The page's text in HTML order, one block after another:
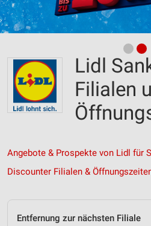
Lidl
Filialen
Angebote & Prospekte von Lidl für
Discounter Filialen &
Entfernung zur nächsten Filiale